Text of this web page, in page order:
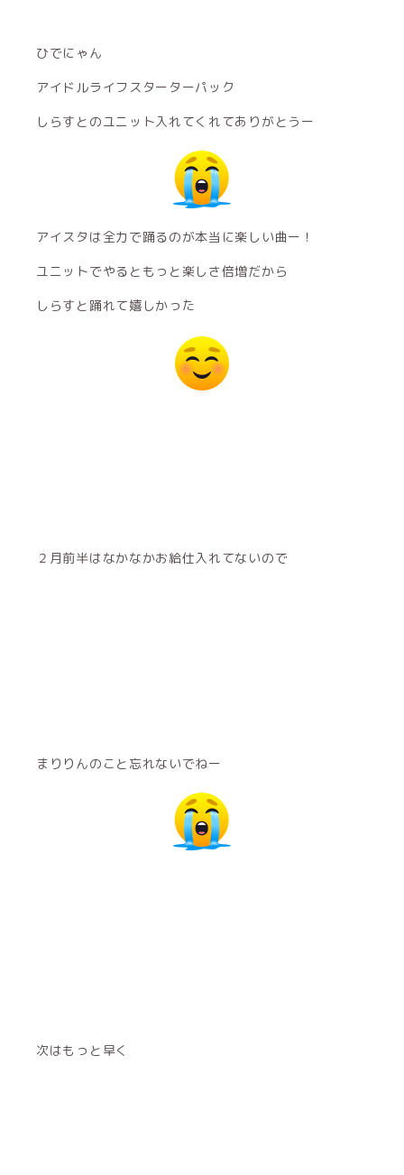
ひでにゃん
アイドルライフスターターパック
しらすとのユニット入れてくれてありがとうー
アイスタは全力で踊るのが本当に楽しい曲ー！
ユニットでやるともっと楽しさ倍増だから
しらすと踊れて嬉しかった
２月前半はなかなかお給仕入れてないので
まりりんのこと忘れないでねー
次はもっと早く